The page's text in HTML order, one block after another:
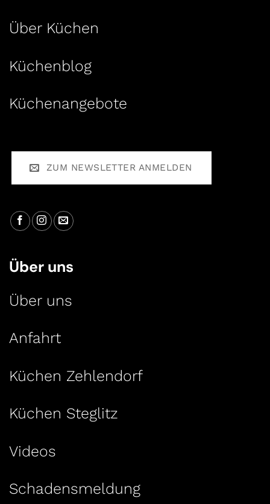
Über Küchen
Küchenblog
Küchenangebote
ZUM NEWSLETTER ANMELDEN
Über uns
Über uns
Anfahrt
Küchen Zehlendorf
Küchen Steglitz
Videos
Schadensmeldung